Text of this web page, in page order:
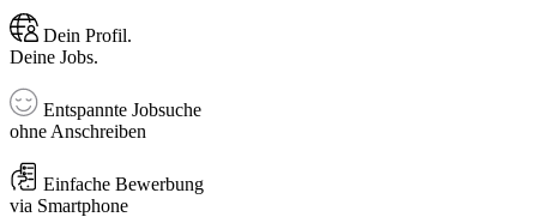
Dein Profil.
Deine Jobs.
Entspannte Jobsuche
ohne Anschreiben
Einfache Bewerbung
via Smartphone